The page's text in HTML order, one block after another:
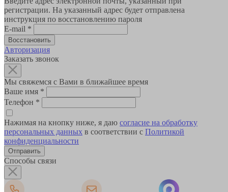
регистрации. На указанный адрес будет отправлена
инструкция по восстановлению пароля
E-mail *
Авторизация
Заказать звонок
Мы свяжемся с Вами в ближайшее время
Ваше имя *
Телефон *
Нажимая на кнопку ниже, я даю согласие на обработку
персональных данных в соответствии с Политикой
конфиденциальности
Способы связи